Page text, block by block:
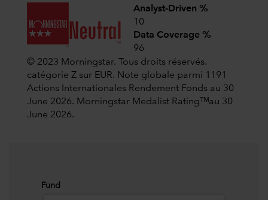
Analyst-Driven %
10
Data Coverage %
96
© 2023 Morningstar. Tous droits réservés.
catégorie Z sur EUR. Note globale parmi 1191
Actions Internationales Rendement Fonds au 30
June 2026. Morningstar Medalist Ratingᵀᴹau 30
June 2026.
Fund